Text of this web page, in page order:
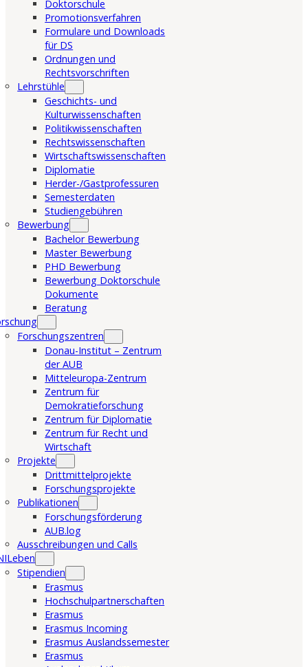
Doktorschule
Promotionsverfahren
Formulare und Downloads
für DS
Ordnungen und
Rechtsvorschriften
Lehrstühle
Geschichts- und
Kulturwissenschaften
Politikwissenschaften
Rechtswissenschaften
Wirtschaftswissenschaften
Diplomatie
Herder-/Gastprofessuren
Semesterdaten
Studiengebühren
Bewerbung
Bachelor Bewerbung
Master Bewerbung
PHD Bewerbung
Bewerbung Doktorschule
Dokumente
Beratung
Forschungszentren
Donau-Institut – Zentrum
der AUB
Mitteleuropa-Zentrum
Zentrum für
Demokratieforschung
Zentrum für Diplomatie
Zentrum für Recht und
Wirtschaft
Projekte
Drittmittelprojekte
Forschungsprojekte
Publikationen
Forschungsförderung
AUB.log
Ausschreibungen und Calls
Stipendien
Erasmus
Hochschulpartnerschaften
Erasmus
Erasmus Incoming
Erasmus Auslandssemester
Erasmus